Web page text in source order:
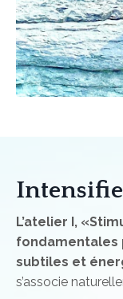
L’atelier I,
fondamentales
subtiles et
s’associe